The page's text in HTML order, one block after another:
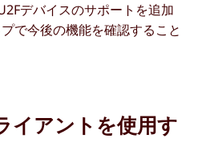
デバイスのサポートを追加
で今後の機能を確認すること
アントを使用す